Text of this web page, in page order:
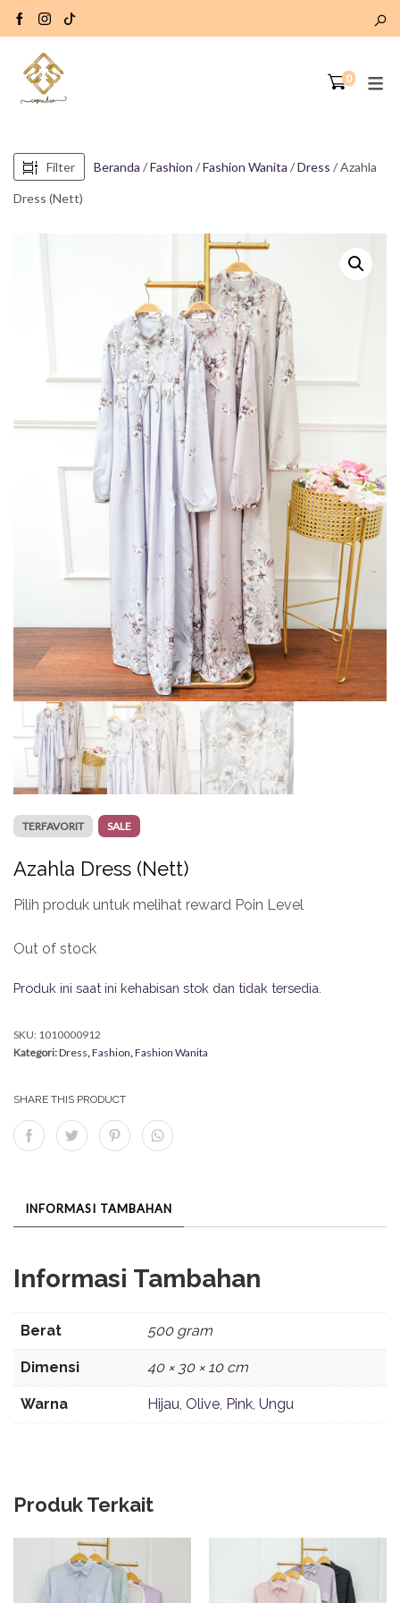
0
Filter Beranda /Fashion /Fashion Wanita /Dress / Azahla
Dress (Nett)
TERFAVORIT SALE
Azahla Dress (Nett)
Pilih produk untuk melihat reward Poin Level
Out of stock
Produk ini saat ini kehabisan stok dan tidak tersedia.
SKU: 1010000912
Kategori:Dress,Fashion,Fashion Wanita
SHARE THIS PRODUCT
INFORMASI TAMBAHAN
Informasi Tambahan
Berat 500 gram
Dimensi 40 × 30 × 10 cm
Warna Hijau, Olive, Pink, Ungu
Produk Terkait